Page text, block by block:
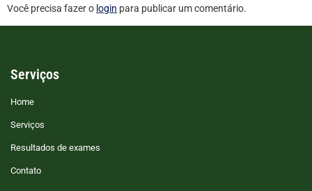
Você precisa fazer o login para publicar um comentário.
Serviços
Home
Serviços
Resultados de exames
Contato